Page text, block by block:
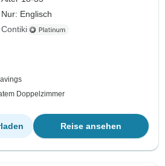
Nur: Englisch
Contiki
Doppelzimmer
Reise ansehen